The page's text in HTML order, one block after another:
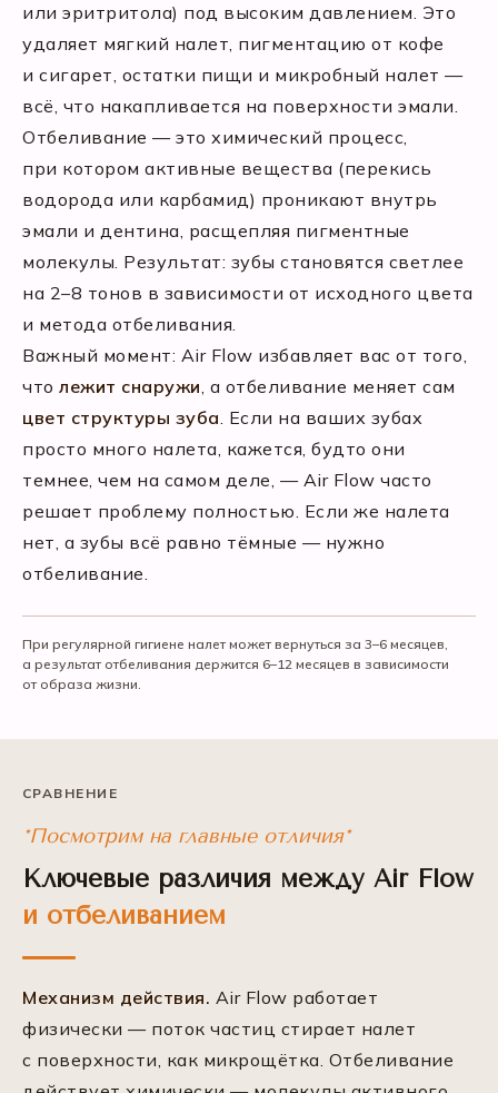
или эритритола) под высоким давлением. Это
удаляет мягкий налет, пигментацию от кофе
и сигарет, остатки пищи и микробный налет —
всё, что накапливается на поверхности эмали.
Отбеливание — это химический процесс,
при котором активные вещества (перекись
водорода или карбамид) проникают внутрь
эмали и дентина, расщепляя пигментные
молекулы. Результат: зубы становятся светлее
на 2–8 тонов в зависимости от исходного цвета
и метода отбеливания.
Важный момент: Air Flow избавляет вас от того,
что лежит снаружи, а отбеливание меняет сам
цвет структуры зуба. Если на ваших зубах
просто много налета, кажется, будто они
темнее, чем на самом деле, — Air Flow часто
решает проблему полностью. Если же налета
нет, а зубы всё равно тёмные — нужно
отбеливание.
При регулярной гигиене налет может вернуться за 3–6 месяцев,
а результат отбеливания держится 6–12 месяцев в зависимости
от образа жизни.
СРАВНЕНИЕ
*Посмотрим на главные отличия*
Ключевые различия между Air Flow
и отбеливанием
Механизм действия. Air Flow работает
физически — поток частиц стирает налет
с поверхности, как микрощётка. Отбеливание